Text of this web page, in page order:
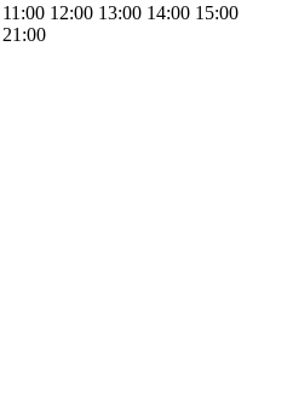
11:00 12:00 13:00 14:00 15:00
21:00